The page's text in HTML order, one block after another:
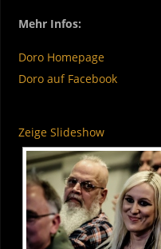
Mehr Infos:
Doro Homepage
Doro auf Facebook
Zeige Slideshow